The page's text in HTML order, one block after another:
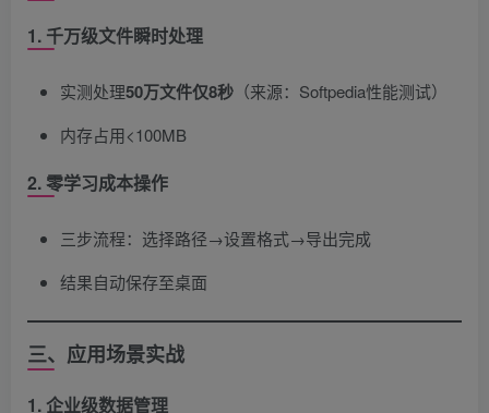
1. 千万级文件瞬时处理
实测处理50万文件仅8秒 ​（来源：Softpedia性能测试）
内存占用<100MB
2. 零学习成本操作
三步流程：选择路径→设置格式→导出完成
结果自动保存至桌面
三、应用场景实战
1. 企业级数据管理